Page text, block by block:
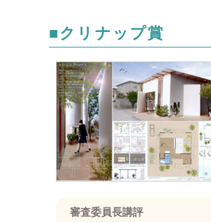
■クリナップ賞
審査委員長講評